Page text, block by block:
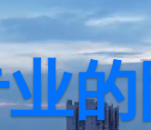
的